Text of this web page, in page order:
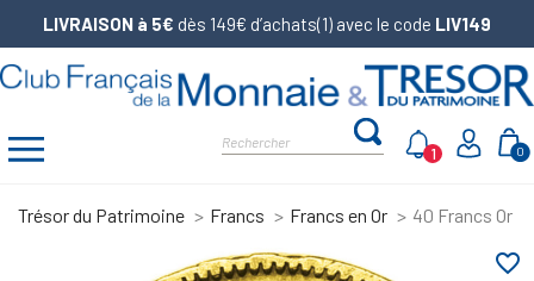
LIVRAISON à 5€ dès 149€ d’achats(1) avec le code LIV149
0
1
Trésor du Patrimoine Francs Francs en Or 40 Francs Or
favorite_border